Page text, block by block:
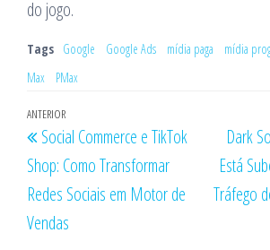
do jogo.
Tags Google Google Ads mídia paga mídia
Max
PMax
Navegação
de
Post
Post
anterior
ANTERIOR
Social Commerce e TikTok
Shop: Como Transformar
Redes Sociais em Motor de
Vendas
Dark
Está
Tráfego